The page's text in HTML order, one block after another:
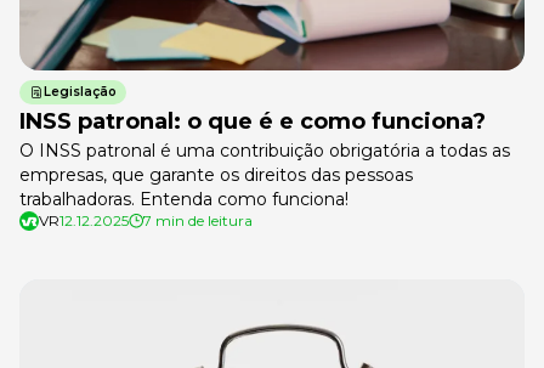
Legislação
INSS patronal: o que é e como funciona?
O INSS patronal é uma contribuição obrigatória a todas as
empresas, que garante os direitos das pessoas
trabalhadoras. Entenda como funciona!
VR12.12.2025 7 min de leitura